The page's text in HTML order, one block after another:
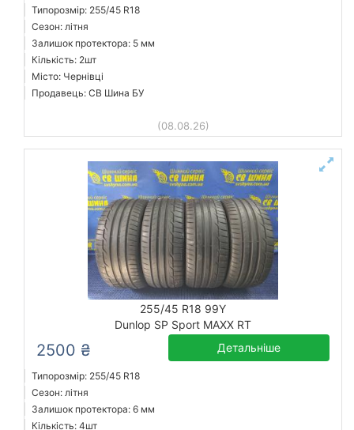
Типорозмір: 255/45 R18
Сезон: літня
Залишок протектора: 5 мм
Кількість: 2шт
Місто: Чернівці
Продавець: СВ Шина БУ
(08.08.26)
255/45 R18 99Y
Dunlop SP Sport MAXX RT
2500 ₴ Детальніше
Типорозмір: 255/45 R18
Сезон: літня
Залишок протектора: 6 мм
Кількість: 4шт